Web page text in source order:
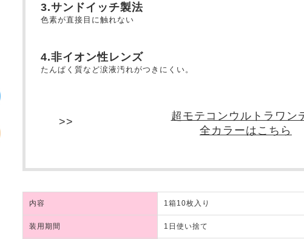
3.サンドイッチ製法
色素が直接目に触れない
4.非イオン性レンズ
たんぱく質など涙液汚れがつきにくい。
超モテコンウルトラワン
全カラーはこちら
内容 1箱10枚入り
装用期間 1日使い捨て